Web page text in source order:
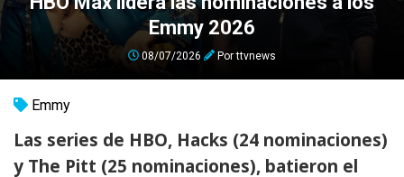
Emmy 2026
08/07/2026 Porttvnews
Emmy
Las series de HBO, Hacks (24 nominaciones)
y The Pitt (25 nominaciones), batieron el